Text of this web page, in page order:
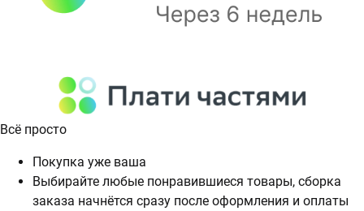
Всё просто
Покупка уже ваша
Выбирайте любые понравившиеся товары, сборка
заказа начнётся сразу после оформления и оплаты